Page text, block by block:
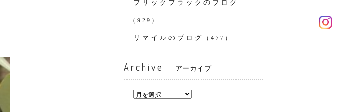
フリックフラックのブログ
(929)
リマイルのブログ (477)
Archive アーカイブ